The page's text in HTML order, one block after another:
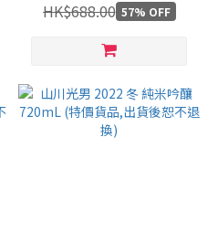
HK$688.00 57% OFF